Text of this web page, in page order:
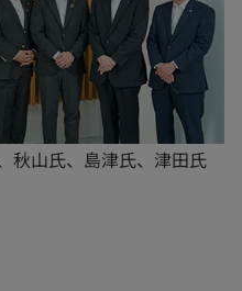
山氏、島津氏、津田氏